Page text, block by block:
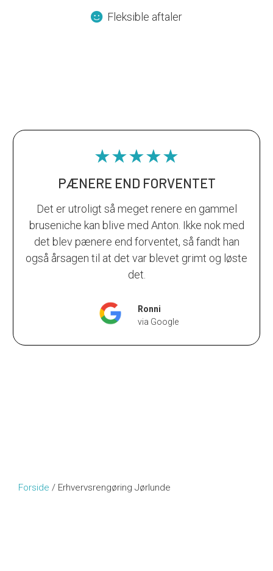
Fleksible aftaler
★★★★★
PÆNERE END FORVENTET
Det er utroligt så meget renere en gammel
bruseniche kan blive med Anton. Ikke nok med
det blev pænere end forventet, så fandt han
også årsagen til at det var blevet grimt og løste
det.
Ronni
via Google
Forside / Erhvervsrengøring Jørlunde